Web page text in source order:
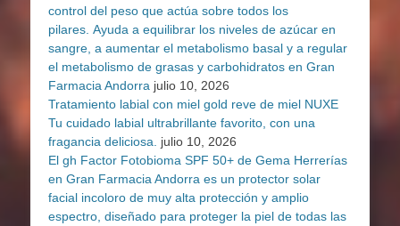
control del peso que actúa sobre todos los
pilares. Ayuda a equilibrar los niveles de azúcar en
sangre, a aumentar el metabolismo basal y a regular
el metabolismo de grasas y carbohidratos en Gran
Farmacia Andorra julio 10, 2026
Tratamiento labial con miel gold reve de miel NUXE
Tu cuidado labial ultrabrillante favorito, con una
fragancia deliciosa.
julio 10, 2026
El gh Factor Fotobioma SPF 50+ de Gema Herrerías
en Gran Farmacia Andorra es un protector solar
facial incoloro de muy alta protección y amplio
espectro, diseñado para proteger la piel de todas las